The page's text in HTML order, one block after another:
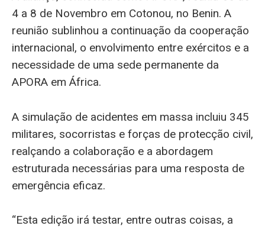
4 a 8 de Novembro em Cotonou, no Benin. A
reunião sublinhou a continuação da cooperação
internacional, o envolvimento entre exércitos e a
necessidade de uma sede permanente da
APORA em África.
A simulação de acidentes em massa incluiu 345
militares, socorristas e forças de protecção civil,
realçando a colaboração e a abordagem
estruturada necessárias para uma resposta de
emergência eficaz.
“Esta edição irá testar, entre outras coisas, a